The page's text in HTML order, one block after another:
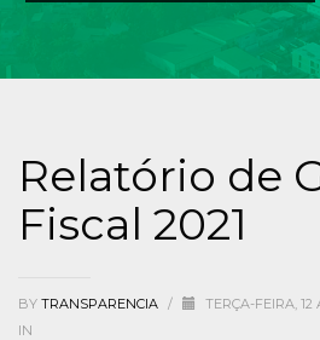
Relatório de
Fiscal 2021
BY TRANSPARENCIA / TERÇA-FEIRA, 12
IN